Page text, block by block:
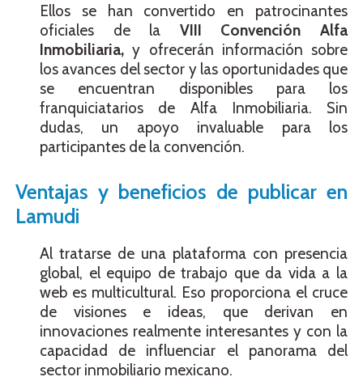
Ellos se han convertido en patrocinantes
oficiales de la VIII Convención Alfa
Inmobiliaria,y ofrecerán información sobre
los avances del sector y las oportunidades que
se encuentran disponibles para los
franquiciatarios de Alfa Inmobiliaria. Sin
dudas, un apoyo invaluable para los
participantes de la convención.
Ventajas y beneficios de publicar en
Lamudi
Al tratarse de una plataforma con presencia
global, el equipo de trabajo que da vida a la
web es multicultural. Eso proporciona el cruce
de visiones e ideas, que derivan en
innovaciones realmente interesantes y con la
capacidad de influenciar el panorama del
sector inmobiliario mexicano.